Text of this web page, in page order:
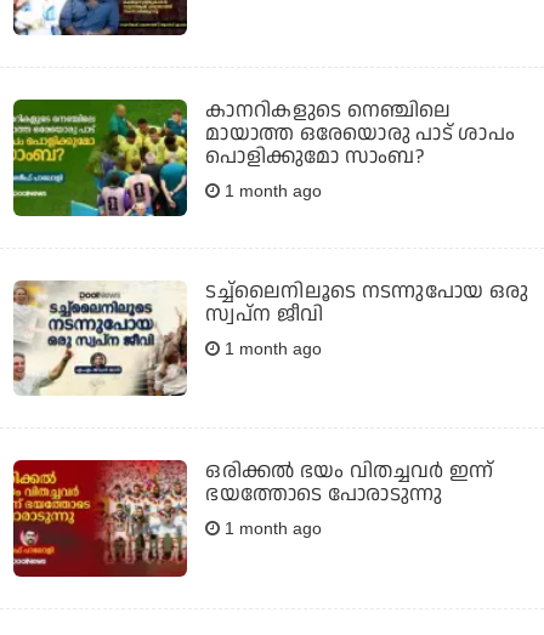
കാനറികളുടെ നെഞ്ചിലെ
മായാത്ത ഒരേയൊരു പാട് ശാപം
പൊളിക്കുമോ സാംബ?
1 month ago
ടച്ച്‌ലൈനിലൂടെ നടന്നുപോയ ഒരു
സ്വപ്ന ജീവി
1 month ago
ഒരിക്കല്‍ ഭയം വിതച്ചവര്‍ ഇന്ന്
ഭയത്തോടെ പോരാടുന്നു
1 month ago